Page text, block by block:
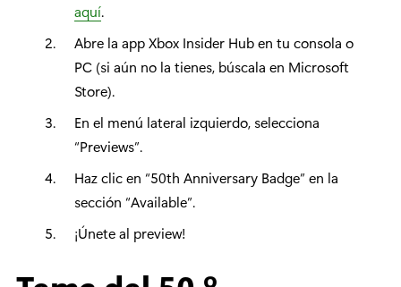
aquí.
Abre la app Xbox Insider Hub en tu consola o
PC (si aún no la tienes, búscala en Microsoft
Store).
En el menú lateral izquierdo, selecciona
“Previews”.
Haz clic en “50th Anniversary Badge” en la
sección “Available”.
¡Únete al preview!